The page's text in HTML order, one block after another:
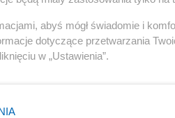
sojuszników
dla tych fundacji
abyś mógł świadomie i
dotyczące przetwarzania
w „Ustawienia”.